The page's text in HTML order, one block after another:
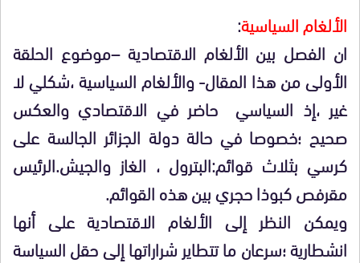
الألغام السياسية:
ان الفصل بين الألغام الاقتصادية –موضوع الحلقة
الأولى من هذا المقال- والألغام السياسية ،شكلي لا
غير ،إذ السياسي حاضر في الاقتصادي والعكس
صحيح ؛خصوصا في حالة دولة الجزائر الجالسة على
كرسي بثلاث قوائم:البترول ، الغاز والجيش.الرئيس
مقرفص كبوذا حجري بين هذه القوائم.
ويمكن النظر إلى الألغام الاقتصادية على أنها
انشطارية ؛سرعان ما تتطاير شراراتها إلى حقل السياسة